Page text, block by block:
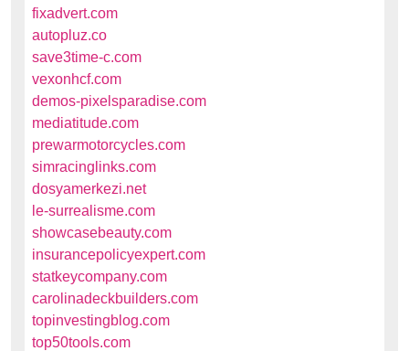
fixadvert.com
autopluz.co
save3time-c.com
vexonhcf.com
demos-pixelsparadise.com
mediatitude.com
prewarmotorcycles.com
simracinglinks.com
dosyamerkezi.net
le-surrealisme.com
showcasebeauty.com
insurancepolicyexpert.com
statkeycompany.com
carolinadeckbuilders.com
topinvestingblog.com
top50tools.com